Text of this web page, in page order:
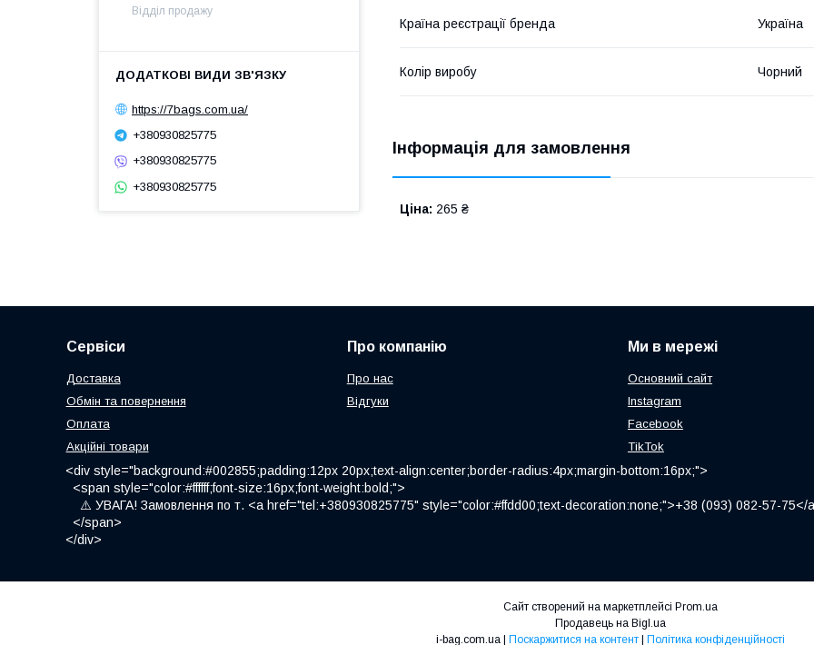
Країна реєстрації бренда Україна
Колір виробу Чорний
Інформація для замовлення
Ціна: 265 ₴
Відділ продажу
https://7bags.com.ua/
+380930825775
+380930825775
+380930825775
Сервіси
Доставка
Обмін та повернення
Оплата
Акційні товари
Про компанію
Про нас
Відгуки
Ми в мережі
Основний сайт
Instagram
Facebook
TikTok
<div style="background:#002855;padding:12px 20px;text-align:center;border-radius:4px;margin-bottom:16px;">
<span style="color:#ffffff;font-size:16px;font-weight:bold;">
⚠️ УВАГА! Замовлення по т. <a href="tel:+380930825775" style="color:#ffdd00;text-decoration:none;">+38 (093) 082-57-
</span>
</div>
Сайт створений на маркетплейсі Prom.ua
Продавець на Bigl.ua
i-bag.com.ua | Поскаржитися на контент | Політика конфіденційності